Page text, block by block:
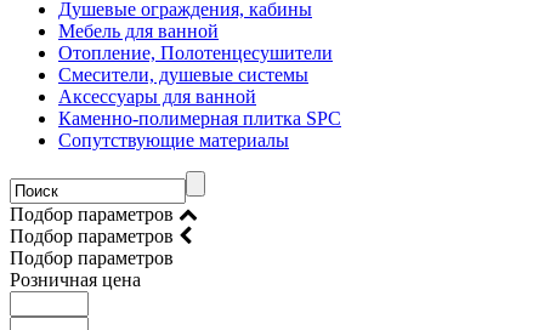
Душевые ограждения, кабины
Мебель для ванной
Отопление, Полотенцесушители
Смесители, душевые системы
Аксессуары для ванной
Каменно-полимерная плитка SPC
Сопутствующие материалы
Подбор параметров
Подбор параметров
Подбор параметров
Розничная цена